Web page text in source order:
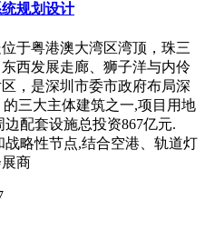
规划设计
于粤港澳大湾区湾顶，珠三
西发展走廊、狮子洋与内伶
，是深圳市委市政府布局深
三大主体建筑之一,项目用地
配套设施总投资867亿元.
略性节点,结合空港、轨道灯
商